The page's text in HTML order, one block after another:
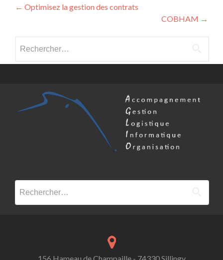
Post
← Optimisez la gestion des contrats
COBHAM →
Rechercher :
156 Hameau de Champaille - 74330 Sillingy